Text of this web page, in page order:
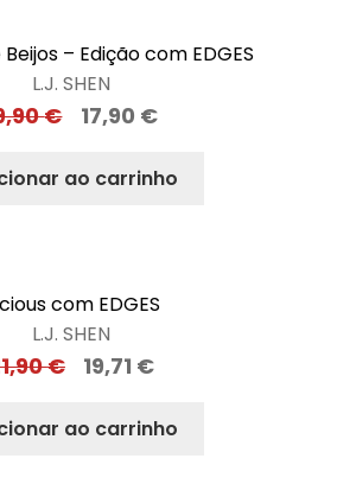
– Edição com EDGES
L.J. SHEN
€ 17,90 €
ao carrinho
com EDGES
L.J. SHEN
€ 19,71 €
ao carrinho